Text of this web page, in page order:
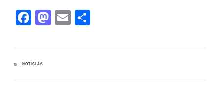
F
a
e
M
a
E
m
CATEGORIAS
NOTÍCIAS